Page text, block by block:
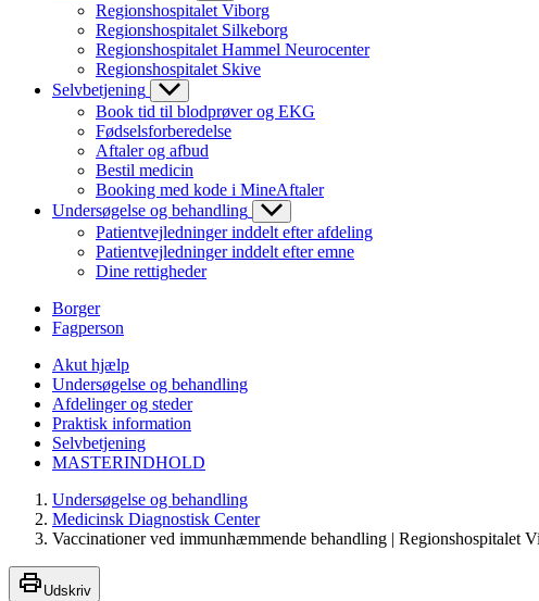
Regionshospitalet Viborg
Regionshospitalet Silkeborg
Regionshospitalet Hammel Neurocenter
Regionshospitalet Skive
Selvbetjening
Book tid til blodprøver og EKG
Fødselsforberedelse
Aftaler og afbud
Bestil medicin
Booking med kode i MineAftaler
Undersøgelse og behandling
Patientvejledninger inddelt efter afdeling
Patientvejledninger inddelt efter emne
Dine rettigheder
Borger
Fagperson
Akut hjælp
Undersøgelse og behandling
Afdelinger og steder
Praktisk information
Selvbetjening
MASTERINDHOLD
Undersøgelse og behandling
Medicinsk Diagnostisk Center
Vaccinationer ved immunhæmmende behandling | Regionshospitalet
Udskriv